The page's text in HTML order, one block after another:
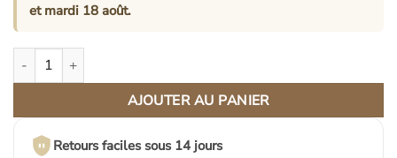
et mardi 18 août.
quantité de Buffet Rotin Et Bois Naturel 2 Portes Élégant Aaheli
AJOUTER AU PANIER
Retours faciles sous 14 jours